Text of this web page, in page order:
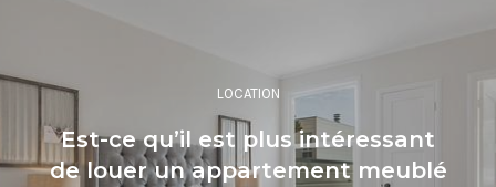
LOCATION
Est-ce qu’il est plus intéressant
de louer un appartement meublé